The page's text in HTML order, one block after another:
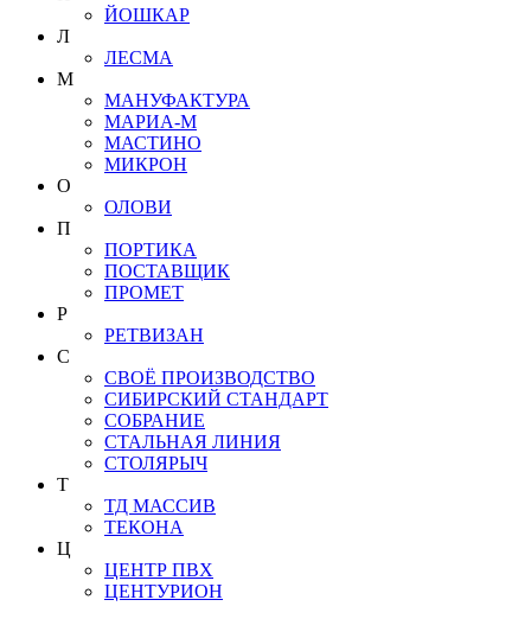
ЙОШКАР
Л
ЛЕСМА
М
МАНУФАКТУРА
МАРИА-М
МАСТИНО
МИКРОН
О
ОЛОВИ
П
ПОРТИКА
ПОСТАВЩИК
ПРОМЕТ
Р
РЕТВИЗАН
С
СВОЁ ПРОИЗВОДСТВО
СИБИРСКИЙ СТАНДАРТ
СОБРАНИЕ
СТАЛЬНАЯ ЛИНИЯ
СТОЛЯРЫЧ
Т
ТД МАССИВ
ТЕКОНА
Ц
ЦЕНТР ПВХ
ЦЕНТУРИОН